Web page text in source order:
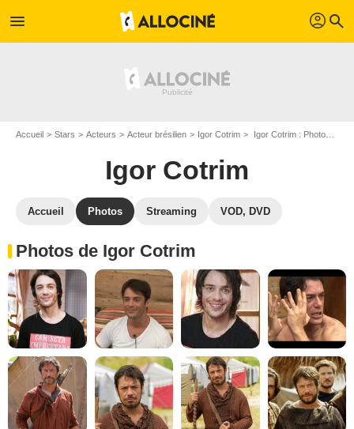
menu profil search
Accueil Stars Acteurs Acteur brésilien Igor Cotrim Igor Cotrim : Photos de ses films et séries
Igor Cotrim
Accueil Photos Streaming VOD, DVD
Photos de Igor Cotrim